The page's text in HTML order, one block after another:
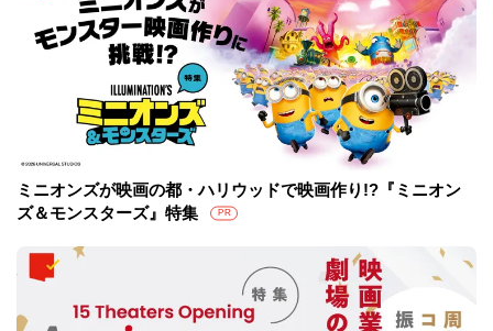
ミニオンズが映画の都・ハリウッドで映画作り!?『ミニオン
ズ＆モンスターズ』特集
PR